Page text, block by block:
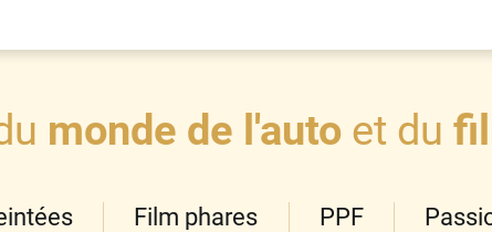
monde de l'autoet du
Film phares PPF